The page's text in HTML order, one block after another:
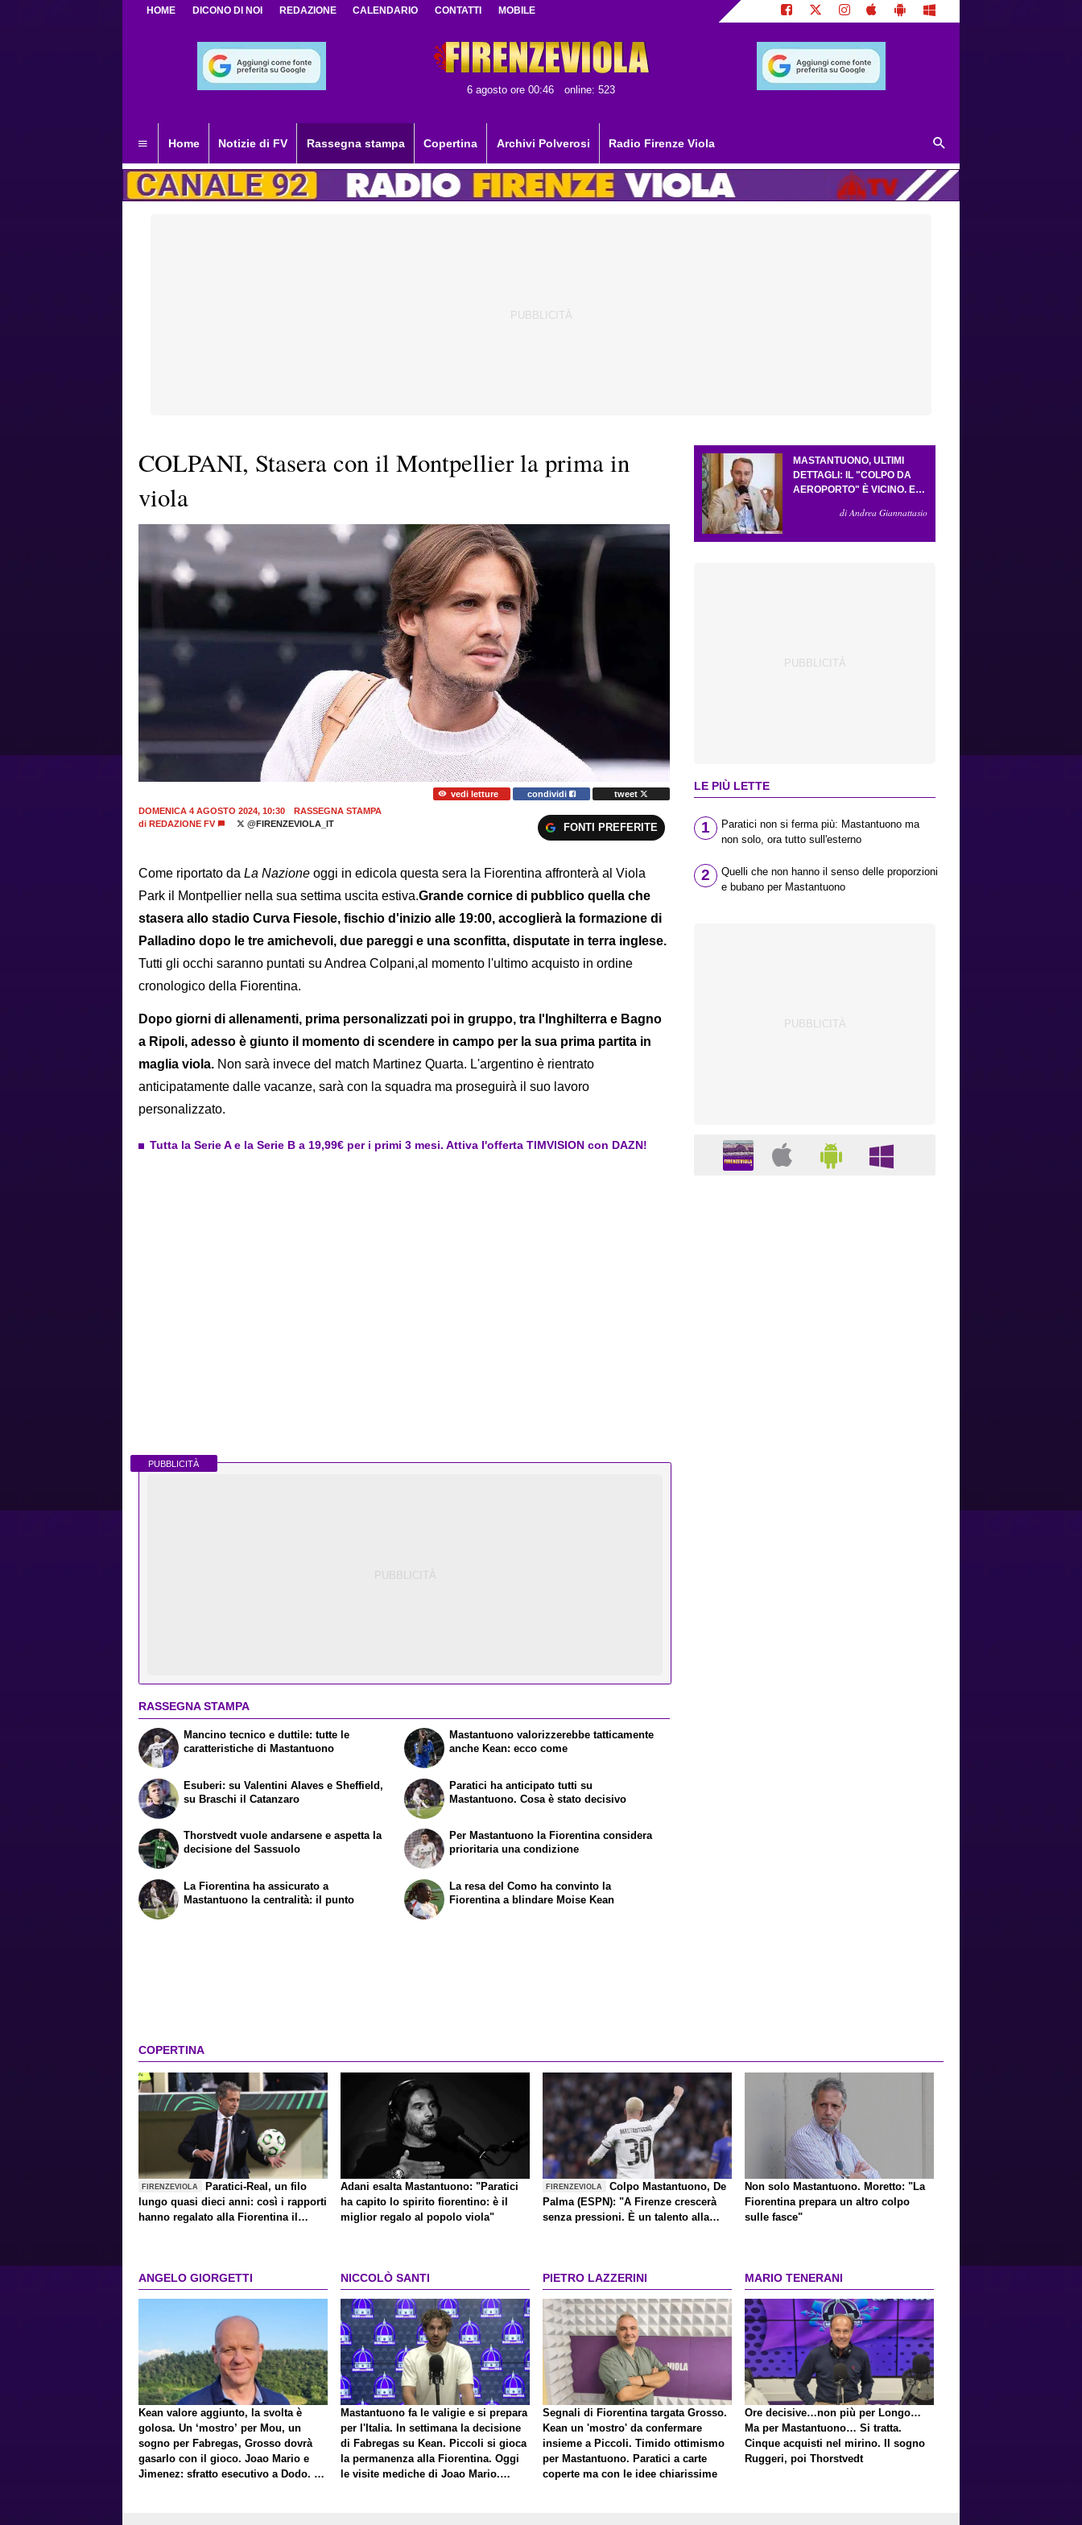
HOME DICONO DI NOI REDAZIONE CALENDARIO CONTATTI MOBILE
6 agosto ore 00:46 online: 523
Home Notizie di FV Rassegna stampa Copertina Archivi Polverosi Radio Firenze Viola
COLPANI, Stasera con il Montpellier la prima in
viola
vedi letture condividi
tweet
DOMENICA 4 AGOSTO 2024, 10:30
RASSEGNA STAMPA
di REDAZIONE FV @FIRENZEVIOLA_IT FONTI PREFERITE
Come riportato da La Nazione oggi in edicola questa sera la Fiorentina affronterà al Viola
Park il Montpellier nella sua settima uscita estiva.Grande cornice di pubblico quella che
stasera allo stadio Curva Fiesole, fischio d'inizio alle 19:00, accoglierà la formazione di
Palladino dopo le tre amichevoli, due pareggi e una sconfitta, disputate in terra inglese.
Tutti gli occhi saranno puntati su Andrea Colpani,al momento l'ultimo acquisto in ordine
cronologico della Fiorentina.
Dopo giorni di allenamenti, prima personalizzati poi in gruppo, tra l'Inghilterra e Bagno
a Ripoli, adesso è giunto il momento di scendere in campo per la sua prima partita in
maglia viola. Non sarà invece del match Martinez Quarta. L'argentino è rientrato
anticipatamente dalle vacanze, sarà con la squadra ma proseguirà il suo lavoro
personalizzato.
Tutta la Serie A e la Serie B a 19,99€ per i primi 3 mesi. Attiva l'offerta TIMVISION con DAZN!
PUBBLICITÀ
RASSEGNA STAMPA
Mancino tecnico e duttile: tutte le
caratteristiche di Mastantuono
Esuberi: su Valentini Alaves e Sheffield,
su Braschi il Catanzaro
Mastantuono valorizzerebbe tatticamente
anche Kean: ecco come
Paratici ha anticipato tutti su
Mastantuono. Cosa è stato decisivo
Thorstvedt vuole andarsene e aspetta la
decisione del Sassuolo
La Fiorentina ha assicurato a
Mastantuono la centralità: il punto
Per Mastantuono la Fiorentina considera
prioritaria una condizione
La resa del Como ha convinto la
Fiorentina a blindare Moise Kean
MASTANTUONO, ULTIMI
DETTAGLI: IL "COLPO DA
AEROPORTO" È VICINO. E
COSÌ. GUDMUNDSSON HA
di Andrea Giannattasio
LE PIÙ LETTE
1
Paratici non si ferma più: Mastantuono ma
non solo, ora tutto sull'esterno
2
Quelli che non hanno il senso delle proporzioni
e bubano per Mastantuono
COPERTINA
FIRENZEVIOLA
Paratici-Real, un filo
lungo quasi dieci anni: così i rapporti
hanno regalato alla Fiorentina il
Adani esalta Mastantuono: "Paratici
ha capito lo spirito fiorentino: è il
miglior regalo al popolo viola"
FIRENZEVIOLA
Colpo Mastantuono, De
Palma (ESPN): "A Firenze crescerà
senza pressioni. È un talento alla
Non solo Mastantuono. Moretto: "La
Fiorentina prepara un altro colpo
sulle fasce"
ANGELO GIORGETTI
Kean valore aggiunto, la svolta è
golosa. Un ‘mostro’ per Mou, un
sogno per Fabregas, Grosso dovrà
gasarlo con il gioco. Joao Mario e
Jimenez: sfratto esecutivo a Dodo. E
NICCOLÒ SANTI
Mastantuono fa le valigie e si prepara
per l'Italia. In settimana la decisione
di Fabregas su Kean. Piccoli si gioca
la permanenza alla Fiorentina. Oggi
le visite mediche di Joao Mario.
PIETRO LAZZERINI
Segnali di Fiorentina targata Grosso.
Kean un 'mostro' da confermare
insieme a Piccoli. Timido ottimismo
per Mastantuono. Paratici a carte
coperte ma con le idee chiarissime
MARIO TENERANI
Ore decisive…non più per Longo…
Ma per Mastantuono… Si tratta.
Cinque acquisti nel mirino. Il sogno
Ruggeri, poi Thorstvedt